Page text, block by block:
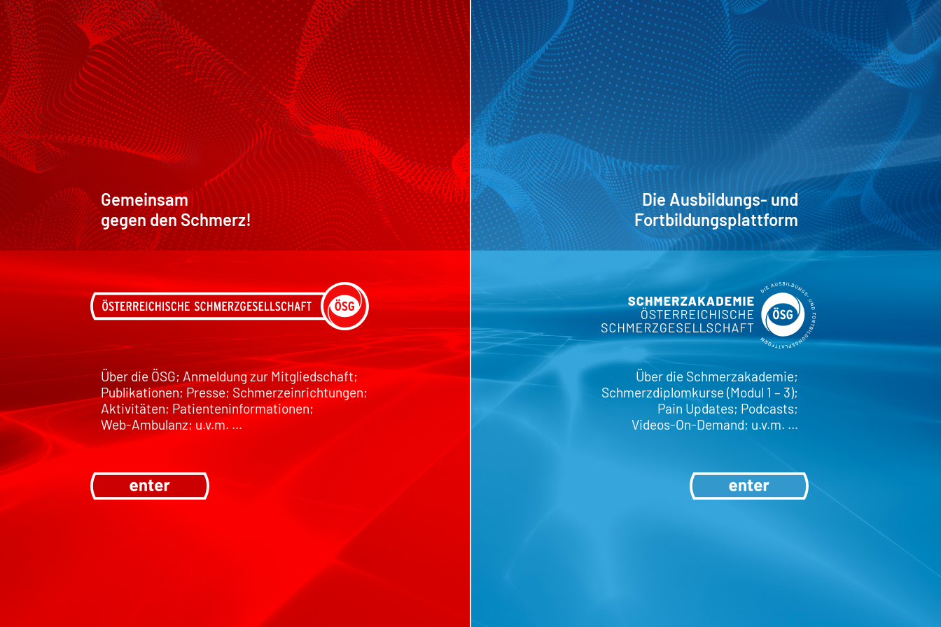
Gemeinsam
gegen den Schmerz!
Über die ÖSG; Anmeldung zur Mitgliedschaft;
Publikationen; Presse; Schmerzeinrichtungen;
Aktivitäten; Patienteninformationen;
Web-Ambulanz; u.v.m. …
Die Ausbildungs- und
Fortbildungsplattform
Über die Schmerzakademie;
Schmerzdiplomkurse (Modul 1 – 3);
Pain Updates; Podcasts;
Videos-On-Demand; u.v.m. …